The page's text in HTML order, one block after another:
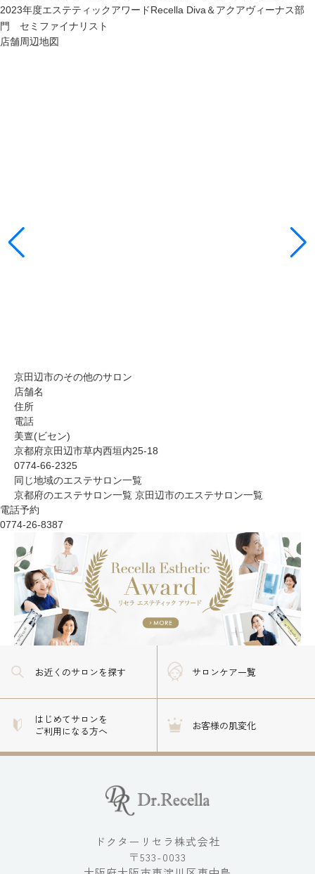
2023年度エステティックアワードRecella Diva＆アクアヴィーナス部
門 セミファイナリスト
店舗周辺地図
京田辺市のその他のサロン
店舗名
住所
電話
美亶(ビセン)
京都府京田辺市草内西垣内25-18
0774-66-2325
同じ地域のエステサロン一覧
京都府のエステサロン一覧 京田辺市のエステサロン一覧
電話予約
0774-26-8387
お近くのサロンを探す サロンケア一覧
はじめてサロンを
ご利用になる方へ
お客様の肌変化
ドクターリセラ株式会社
〒533-0033